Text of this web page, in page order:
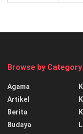
Browse by Category
Agama
Artikel
Berita
Budaya